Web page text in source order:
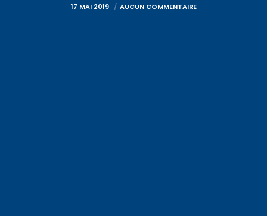
17 MAI 2019 AUCUN COMMENTAIRE